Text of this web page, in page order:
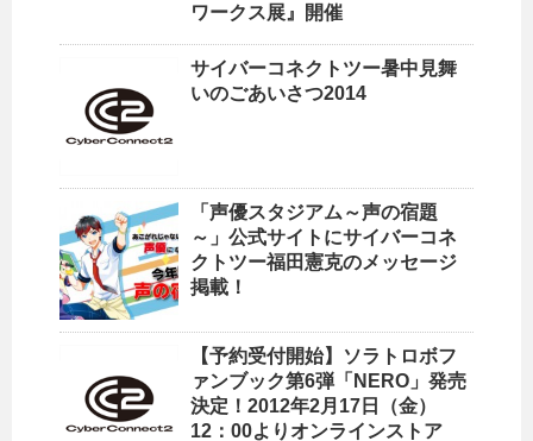
ワークス展』開催
サイバーコネクトツー暑中見舞
いのごあいさつ2014
「声優スタジアム～声の宿題
～」公式サイトにサイバーコネ
クトツー福田憲克のメッセージ
掲載！
【予約受付開始】ソラトロボフ
ァンブック第6弾「NERO」発売
決定！2012年2月17日（金）
12：00よりオンラインストア